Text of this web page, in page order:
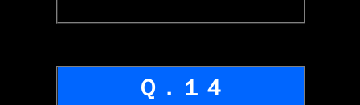
Ｑ．１４